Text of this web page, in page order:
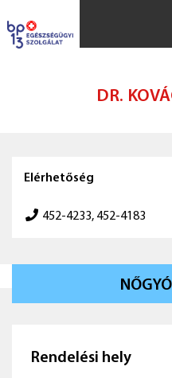
DR.
Elérhetőség
452-4233, 452-4183
Rendelési hely